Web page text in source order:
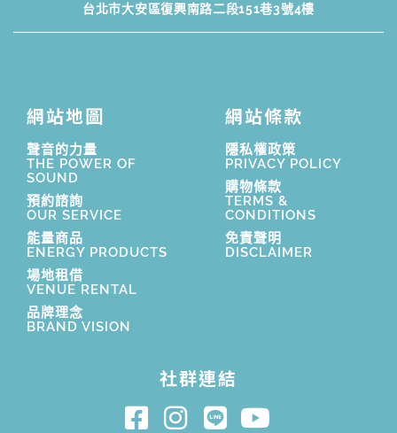
台北市大安區復興南路二段151巷3號4樓
網站地圖
聲音的力量
THE POWER OF
SOUND
預約諮詢
OUR SERVICE
能量商品
ENERGY PRODUCTS
場地租借
VENUE RENTAL
品牌理念
BRAND VISION
網站條款
隱私權政策
PRIVACY POLICY
購物條款
TERMS &
CONDITIONS
免責聲明
DISCLAIMER
社群連結